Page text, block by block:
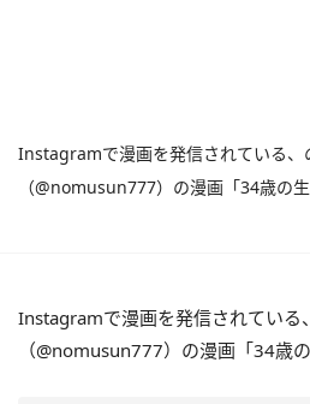
Instagramで漫画を発信されている、
（@nomusun777）の漫画「34歳の
Instagramで漫画を発信されている
（@nomusun777）の漫画「34歳